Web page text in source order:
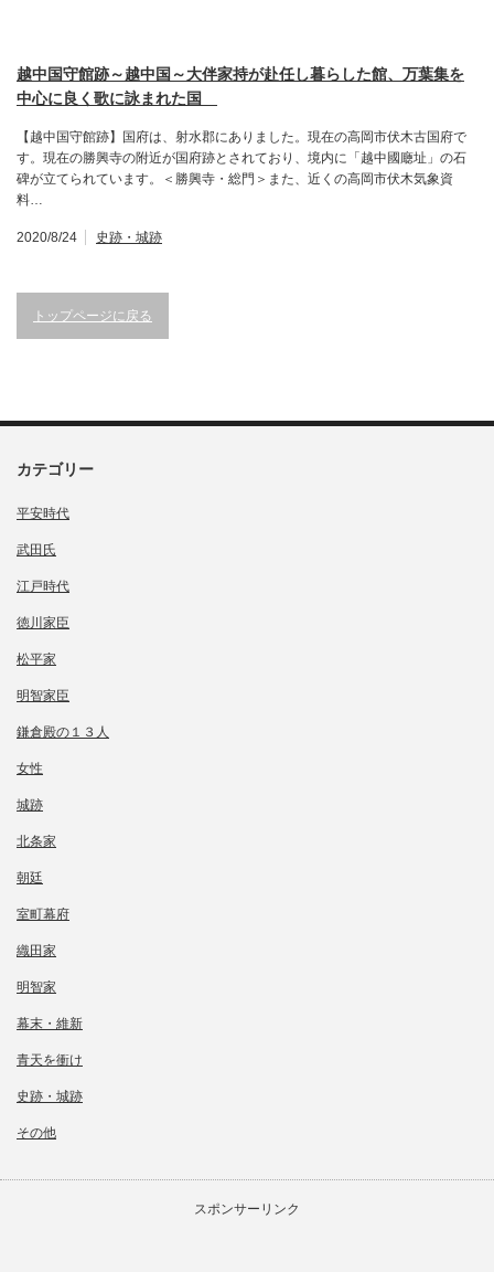
越中国守館跡～越中国～大伴家持が赴任し暮らした館、万葉集を
中心に良く歌に詠まれた国
【越中国守館跡】国府は、射水郡にありました。現在の高岡市伏木古国府で
す。現在の勝興寺の附近が国府跡とされており、境内に「越中國廰址」の石
碑が立てられています。＜勝興寺・総門＞また、近くの高岡市伏木気象資
料…
2020/8/24 史跡・城跡
トップページに戻る
カテゴリー
平安時代
武田氏
江戸時代
徳川家臣
松平家
明智家臣
鎌倉殿の１３人
女性
城跡
北条家
朝廷
室町幕府
織田家
明智家
幕末・維新
青天を衝け
史跡・城跡
その他
スポンサーリンク